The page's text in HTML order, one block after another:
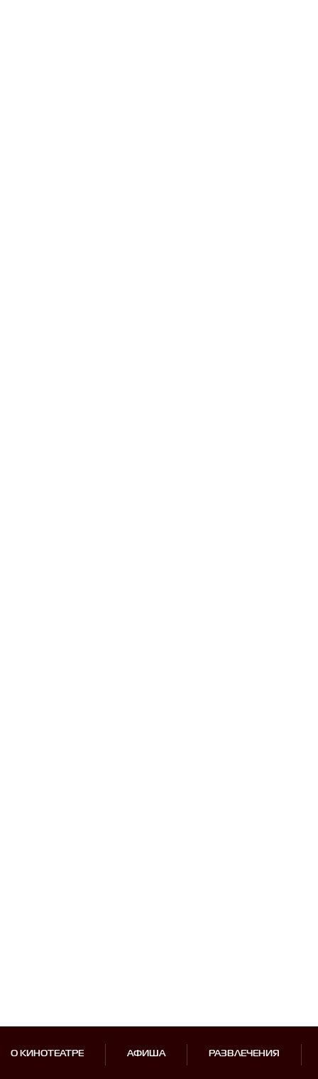
О КИНОТЕАТРЕ АФИША РАЗВЛЕЧЕНИЯ